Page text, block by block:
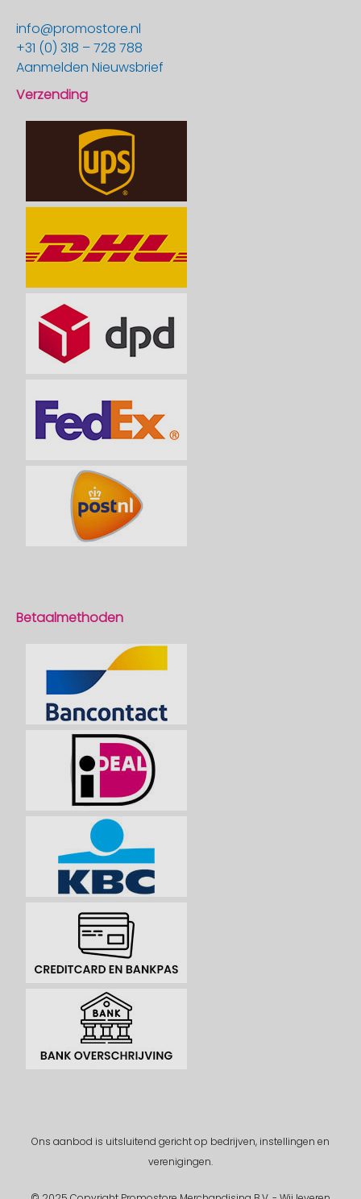
info@promostore.nl
+31 (0) 318 – 728 788
Aanmelden Nieuwsbrief
Verzending
Betaalmethoden
Ons aanbod is uitsluitend gericht op bedrijven, instellingen en
verenigingen.